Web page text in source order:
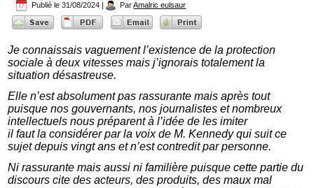
Publié le 31/08/2024 | Par Amalric eulsaur
Je connaissais vaguement l’existence de la protection
sociale à deux vitesses mais j’ignorais totalement la
situation désastreuse.
Elle n’est absolument pas rassurante mais après tout
puisque nos gouvernants, nos journalistes et nombreux
intellectuels nous préparent à l’idée de les imiter
il faut la considérer par la voix de M. Kennedy qui suit ce
sujet depuis vingt ans et n’est contredit par personne.
Ni rassurante mais aussi ni familière puisque cette partie du
discours cite des acteurs, des produits, des maux mal